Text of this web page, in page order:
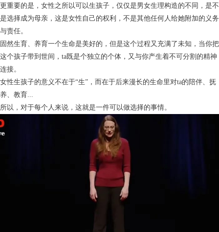
更重要的是，女性之所以可以生孩子，仅仅是男女生理构造的不同，是不
是选择成为母亲，这是女性自己的权利，不是其他任何人给她附加的义务
与责任。
固然生育、养育一个生命是美好的，但是这个过程又充满了未知，当你把
这个孩子带到世间，ta既是个独立的个体，又与你产生着不可分割的精神
连接。
女性生孩子的意义不在于“生”，而在于后来漫长的生命里对ta的陪伴、抚
养、教育...
所以，对于每个人来说，这就是一件可以做选择的事情。